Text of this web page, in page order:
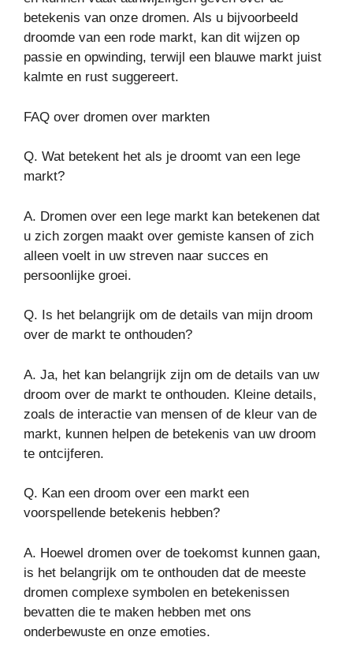
betekenis van onze dromen. Als u bijvoorbeeld
droomde van een rode markt, kan dit wijzen op
passie en opwinding, terwijl een blauwe markt juist
kalmte en rust suggereert.
FAQ over dromen over markten
Q. Wat betekent het als je droomt van een lege
markt?
A. Dromen over een lege markt kan betekenen dat
u zich zorgen maakt over gemiste kansen of zich
alleen voelt in uw streven naar succes en
persoonlijke groei.
Q. Is het belangrijk om de details van mijn droom
over de markt te onthouden?
A. Ja, het kan belangrijk zijn om de details van uw
droom over de markt te onthouden. Kleine details,
zoals de interactie van mensen of de kleur van de
markt, kunnen helpen de betekenis van uw droom
te ontcijferen.
Q. Kan een droom over een markt een
voorspellende betekenis hebben?
A. Hoewel dromen over de toekomst kunnen gaan,
is het belangrijk om te onthouden dat de meeste
dromen complexe symbolen en betekenissen
bevatten die te maken hebben met ons
onderbewuste en onze emoties.